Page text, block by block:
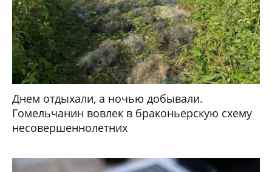
Днем отдыхали, а ночью добывали.
Гомельчанин вовлек в браконьерскую схему
несовершеннолетних